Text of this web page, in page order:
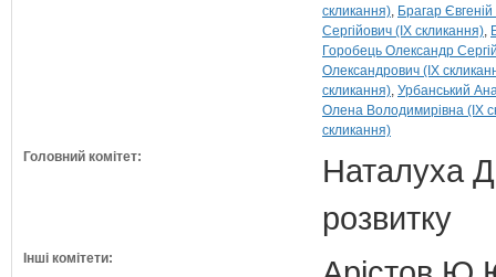
скликання) Брагар
Сергійович (IX скликання)
Горобець Олександр
Олександрович (IX
скликання) Урбанський
Олена Володимирівна (IX
скликання)
Головний комітет:
Наталуха
розвитку
Інші комітети: